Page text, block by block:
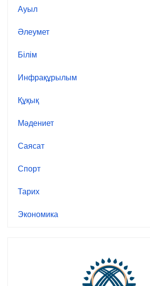
Ауыл
Әлеумет
Білім
Инфрақұрылым
Құқық
Мәдениет
Саясат
Спорт
Тарих
Экономика